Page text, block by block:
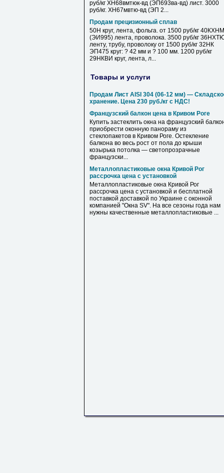
руб/кг ХН68вмтюк-вд (ЭП693ва-вд) лист. 3000
руб/кг. ХН67мвтю-вд (ЭП 2...
Продам прецизионный сплав
50Н круг, лента, фольга. от 1500 руб/кг 40КХНМ
(ЭИ995) лента, проволока. 3500 руб/кг
ленту, трубу, проволоку от 1500 руб/кг 32НК
ЭП475 круг: ? 42 мм и ? 100 мм. 1200 руб/кг
29НКВИ круг, лента, л...
Товары и услуги
Продам Лист AISI 304 (06-12 мм) —
хранение. Цена 230 руб./кг с НДС!
Французский балкон цена в Кривом Роге
Купить застеклить окна на французский
приобрести оконную панораму из
стеклопакетов в Кривом Роге. Остекление
балкона во весь рост от пола до крыши
козырька потолка — светопрозрачные
французски...
Металлопластиковые окна Кривой Рог
рассрочка цена с установкой
Металлопластиковые окна Кривой Рог
рассрочка цена с установкой и бесплатной
поставкой доставкой по Украине с оконной
компанией "Окна SV". На все сезоны года нам
нужны качественные металлопластиковые ...